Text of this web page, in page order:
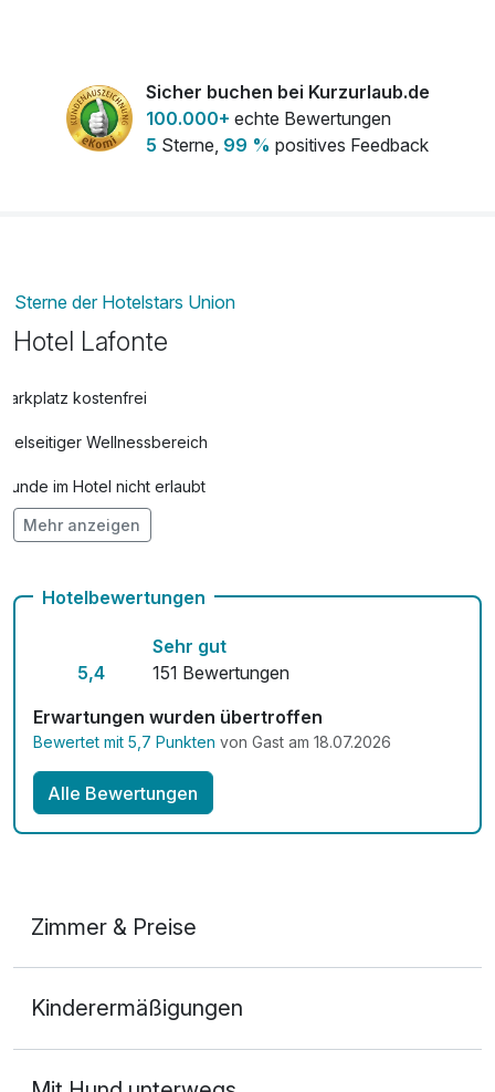
Sicher buchen bei Kurzurlaub.de
100.000+ echte Bewertungen
5 Sterne, 99 % positives Feedback
Sterne der Hotelstars Union
Hotel Lafonte
Parkplatz kostenfrei
Vielseitiger Wellnessbereich
Hunde im Hotel nicht erlaubt
Auch vegetarische Speisen
Mehr anzeigen
Hotelbewertungen
5,4
Sehr gut
151 Bewertungen
Erwartungen wurden übertroffen
Bewertet mit 5,7 Punkten von Gast am 18.07.2026
Alle Bewertungen
Zimmer & Preise
2 Erwachsene und 1 Kind
Kinderermäßigungen